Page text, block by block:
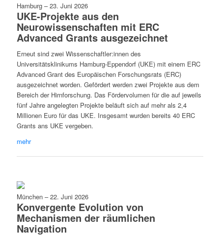
Hamburg–23. Juni 2026
UKE-Projekte aus den
Neurowissenschaften mit ERC
Advanced Grants ausgezeichnet
Erneut sind zwei Wissenschaftler:innen des
Universitätsklinikums Hamburg-Eppendorf (UKE) mit einem ERC
Advanced Grant des Europäischen Forschungsrats (ERC)
ausgezeichnet worden. Gefördert werden zwei Projekte aus dem
Bereich der Hirnforschung. Das Fördervolumen für die auf jeweils
fünf Jahre angelegten Projekte beläuft sich auf mehr als 2,4
Millionen Euro für das UKE. Insgesamt wurden bereits 40 ERC
Grants ans UKE vergeben.
mehr
München–22. Juni 2026
Konvergente Evolution von
Mechanismen der räumlichen
Navigation